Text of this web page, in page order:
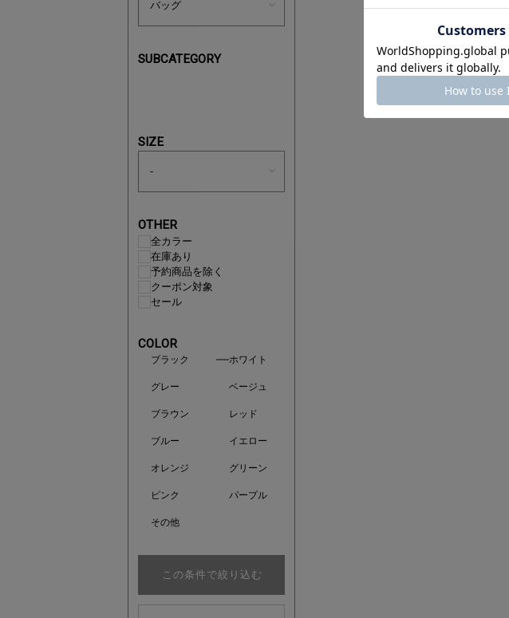
SUBCATEGORY
SIZE
OTHER
全カラー
在庫あり
予約商品を除く
クーポン対象
セール
COLOR
ブラック ホワイト
グレー ベージュ
ブラウン レッド
ブルー イエロー
オレンジ グリーン
ピンク パープル
その他
この条件で絞り込む
あと1点にちょうどいい！お助けプチアイテム